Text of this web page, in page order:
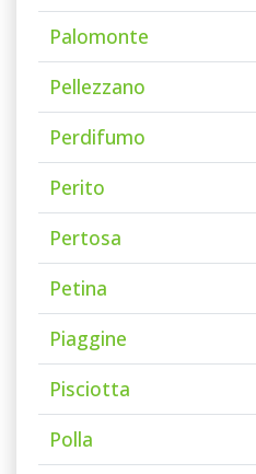
Palomonte
Pellezzano
Perdifumo
Perito
Pertosa
Petina
Piaggine
Pisciotta
Polla